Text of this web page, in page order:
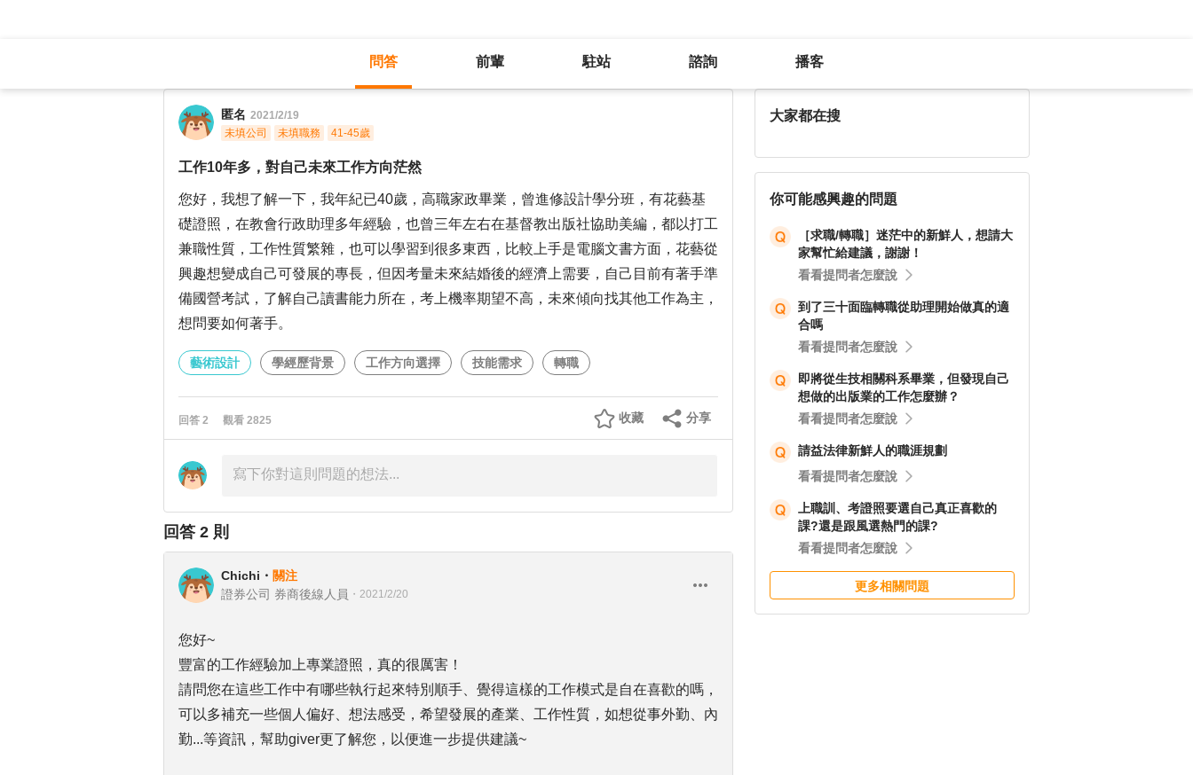
問答 前輩 駐站 諮詢 播客
匿名 2021/2/19
未填公司
未填職務 41-45歲
工作10年多，對自己未來工作方向茫然
您好，我想了解一下，我年紀已40歲，高職家政畢業，曾進修設計學分班，有花藝基
礎證照，在教會行政助理多年經驗，也曾三年左右在基督教出版社協助美編，都以打工
兼職性質，工作性質繁雜，也可以學習到很多東西，比較上手是電腦文書方面，花藝從
興趣想變成自己可發展的專長，但因考量未來結婚後的經濟上需要，自己目前有著手準
備國營考試，了解自己讀書能力所在，考上機率期望不高，未來傾向找其他工作為主，
想問要如何著手。
藝術設計 學經歷背景 工作方向選擇 技能需求 轉職
回答 2 觀看 2825 分享
收藏
回答 2 則
Chichi ・ 關注
證券公司 券商後線人員 ・ 2021/2/20
您好~
豐富的工作經驗加上專業證照，真的很厲害！
請問您在這些工作中有哪些執行起來特別順手、覺得這樣的工作模式是自在喜歡的嗎，
可以多補充一些個人偏好、想法感受，希望發展的產業、工作性質，如想從事外勤、內
勤...等資訊，幫助giver更了解您，以便進一步提供建議~
大家都在搜
你可能感興趣的問題
［求職/轉職］迷茫中的新鮮人，想請大
家幫忙給建議，謝謝！
看看提問者怎麼說
到了三十面臨轉職從助理開始做真的適
合嗎
看看提問者怎麼說
即將從生技相關科系畢業，但發現自己
想做的出版業的工作怎麼辦？
看看提問者怎麼說
請益法律新鮮人的職涯規劃
看看提問者怎麼說
上職訓、考證照要選自己真正喜歡的
課?還是跟風選熱門的課?
看看提問者怎麼說
更多相關問題